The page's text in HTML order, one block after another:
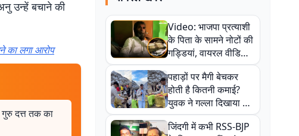
उन्हें बचाने की
का लगा आरोप
गुरु दत्त तक का
Video: भाजपा प्रत्याशी
के पिता के सामने नोटों की
गड्डियां, वायरल वीडियो
से राजनीति में उबाल,
अजित महतो बोले- TMC
की गंदी चाल
पहाड़ों पर मैगी बेचकर
होती है कितनी कमाई?
युवक ने गल्ला दिखाया तो
नौकरी वालों के खड़े हो गए
कान
जिंदगी में कभी RSS-BJP